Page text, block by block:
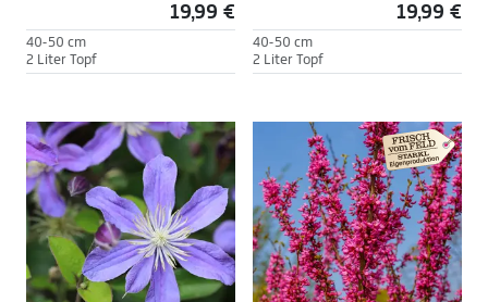
19,99 €
40-50 cm
2 Liter Topf
19,99 €
40-50 cm
2 Liter Topf